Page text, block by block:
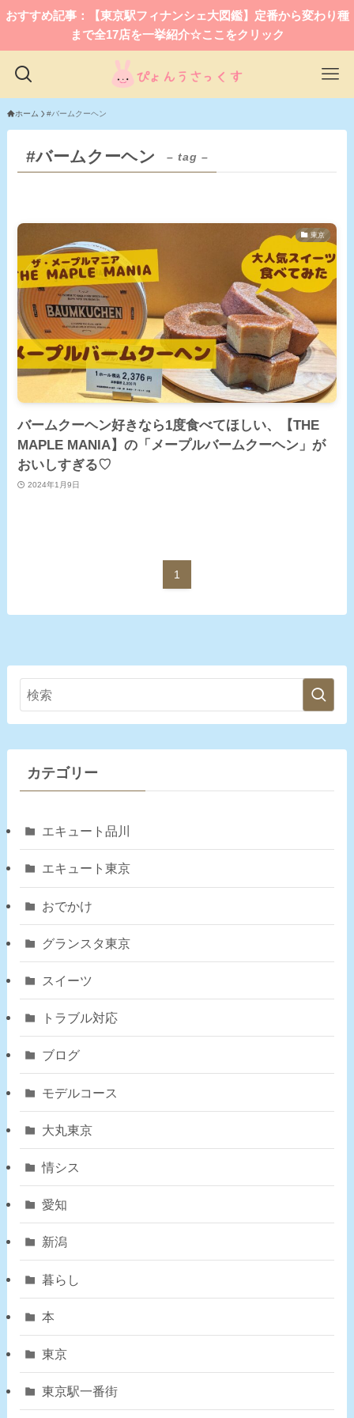
おすすめ記事：【東京駅フィナンシェ大図鑑】定番から変わり種
まで全17店を一挙紹介☆ここをクリック
ホーム #バームクーヘン
#バームクーヘン – tag –
東京
バームクーヘン好きなら1度食べてほしい、【THE
MAPLE MANIA】の「メープルバームクーヘン」が
おいしすぎる♡
2024年1月9日
1
カテゴリー
エキュート品川
エキュート東京
おでかけ
グランスタ東京
スイーツ
トラブル対応
ブログ
モデルコース
大丸東京
情シス
愛知
新潟
暮らし
本
東京
東京駅一番街